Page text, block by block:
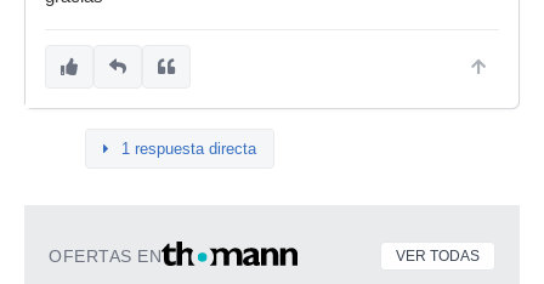
1 respuesta directa
OFERTAS EN VER TODAS